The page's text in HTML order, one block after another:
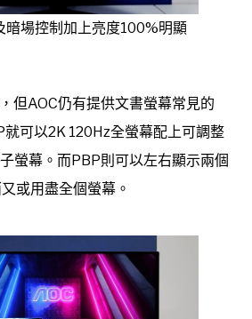
暗場控制加上亮度100%明顯
但AOC仍有提供文書螢幕常見的
可以2K 120Hz全螢幕配上可調整
螢幕。而PBP則可以左右顯示兩個
或用盡全個螢幕。